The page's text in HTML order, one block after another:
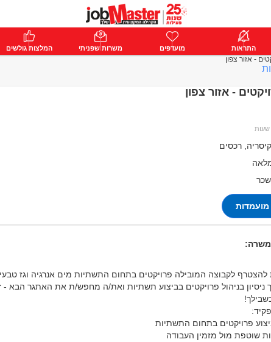
פרימיום התחבר התראות מועדפים משרות שפניתי המלצות גולשים
- אזור צפון
- אזור צפון
רכסים
שכר
להצטרף לקבוצה המובילה פרויקטים בתחום התשתיות מים אנרגיה וגז טבעי
ניסיון בניהול פרויקטים בביצוע תשתיות ואת/ה מחפש/ת את האתגר הבא -
פרויקטים בתחום התשתיות
שוטפת מול מזמין העבודה